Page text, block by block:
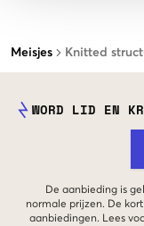
Meisjes Knitted
WORD LID EN
De aanbieding is
normale prijzen. De
aanbiedingen. Lees